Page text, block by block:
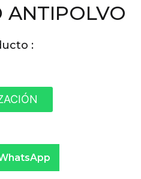
ANTIPOLVO
: